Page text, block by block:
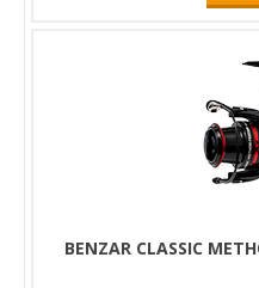
BENZAR CLASSIC